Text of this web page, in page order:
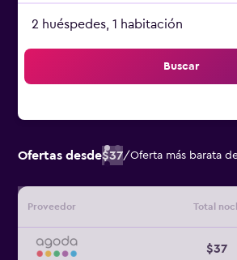
2 huéspedes, 1 habitación
Buscar
Ofertas desde$37/Oferta más barata
Proveedor Total
$37